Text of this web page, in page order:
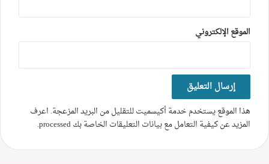
الموقع الإلكتروني
هذا الموقع يستخدم خدمة أكيسميت للتقليل من البريد المزعجة. اعرف
المزيد عن كيفية التعامل مع بيانات التعليقات الخاصة بك processed
.